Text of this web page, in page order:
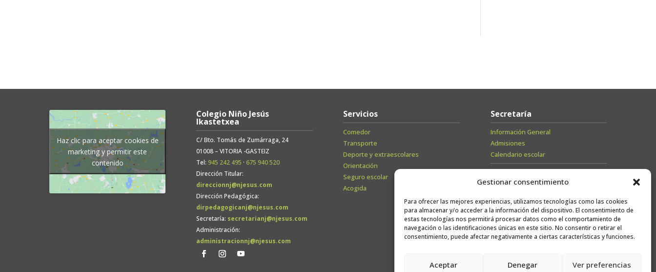
Gestionar consentimiento
Para ofrecer las mejores experiencias, utilizamos tecnologías como las cookies
para almacenar y/o acceder a la información del dispositivo. El consentimiento de
estas tecnologías nos permitirá procesar datos como el comportamiento de
navegación o las identificaciones únicas en este sitio. No consentir o retirar el
consentimiento, puede afectar negativamente a ciertas características y funciones.
Aceptar Denegar Ver preferencias
Haz clic para aceptar cookies de
marketing y permitir este
contenido
Colegio Niño Jesús
Ikastetxea
C/ Bto. Tomás de Zumárraga, 24
01008 – VITORIA -GASTEIZ
Tel: 945 242 495 · 675 940 520
Dirección Titular:
direccionnj@njesus.com
Dirección Pedagógica:
dirpedagogicanj@njesus.com
Secretaría: secretarianj@njesus.com
Administración:
administracionnj@njesus.com
Servicios
Comedor
Transporte
Deporte y extraescolares
Orientación
Seguro escolar
Acogida
Secretaría
Información General
Admisiones
Calendario escolar
Sugerencias
Trabaja con
nosotros